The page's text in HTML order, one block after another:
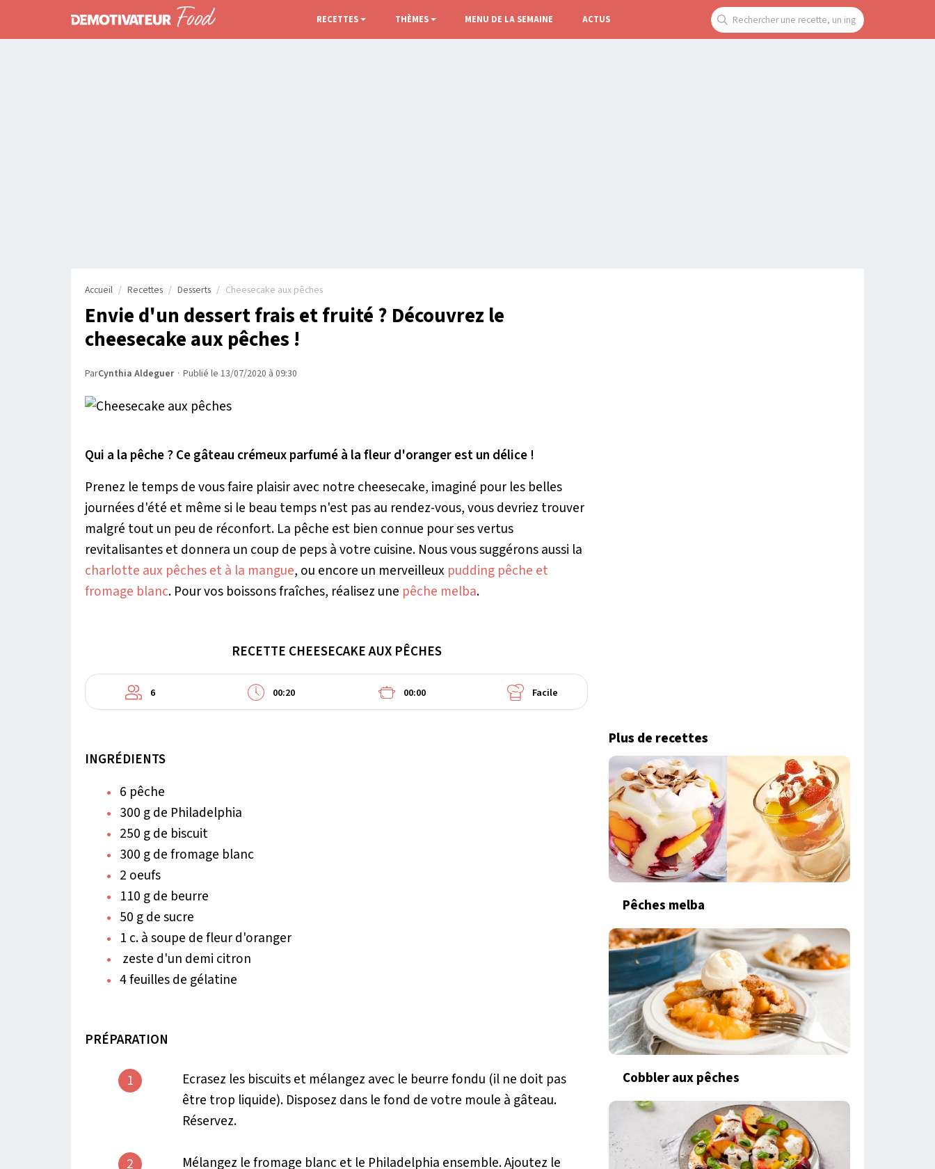
RECETTES THÈMES MENU DE LA SEMAINE ACTUS
Accueil Recettes Desserts Cheesecake aux pêches
Envie d'un dessert frais et fruité ? Découvrez le
cheesecake aux pêches !
ParCynthia Aldeguer · Publié le 13/07/2020 à 09:30
Qui a la pêche ? Ce gâteau crémeux parfumé à la fleur d'oranger est un délice !
Prenez le temps de vous faire plaisir avec notre cheesecake, imaginé pour les belles
journées d'été et même si le beau temps n'est pas au rendez-vous, vous devriez trouver
malgré tout un peu de réconfort. La pêche est bien connue pour ses vertus
revitalisantes et donnera un coup de peps à votre cuisine. Nous vous suggérons aussi la
charlotte aux pêches et à la mangue, ou encore un merveilleux pudding pêche et
fromage blanc. Pour vos boissons fraîches, réalisez une pêche melba.
RECETTE CHEESECAKE AUX PÊCHES
6 00:20 00:00 Facile
INGRÉDIENTS
6 pêche
300 g de Philadelphia
250 g de biscuit
300 g de fromage blanc
2 oeufs
110 g de beurre
50 g de sucre
1 c. à soupe de fleur d'oranger
zeste d'un demi citron
4 feuilles de gélatine
PRÉPARATION
1
Ecrasez les biscuits et mélangez avec le beurre fondu (il ne doit pas
être trop liquide). Disposez dans le fond de votre moule à gâteau.
Réservez.
2
Mélangez le fromage blanc et le Philadelphia ensemble. Ajoutez le
Plus de recettes
Pêches melba
Cobbler aux pêches